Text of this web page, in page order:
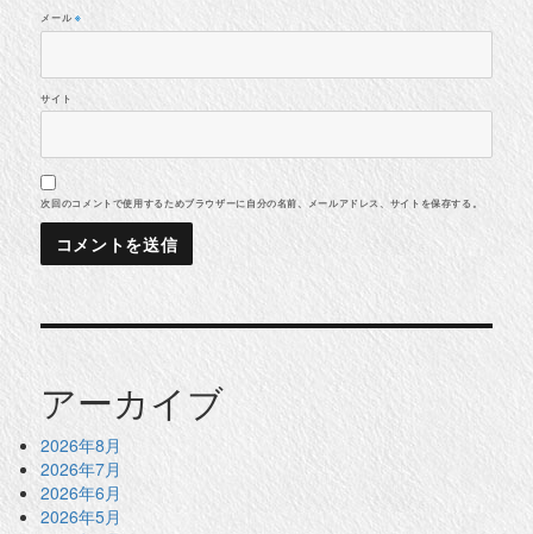
メール ※
サイト
次回のコメントで使用するためブラウザーに自分の名前、メールアドレス、サイトを保存する。
アーカイブ
2026年8月
2026年7月
2026年6月
2026年5月